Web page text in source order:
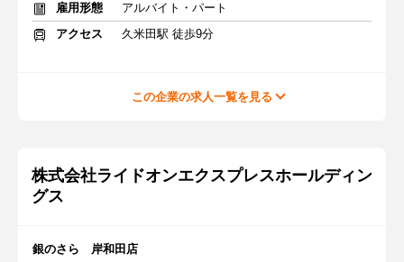
雇用形態
アルバイト・パート
アクセス
久米田駅 徒歩9分
この企業の求人一覧を見る
株式会社ライドオンエクスプレスホールディン
グス
銀のさら 岸和田店